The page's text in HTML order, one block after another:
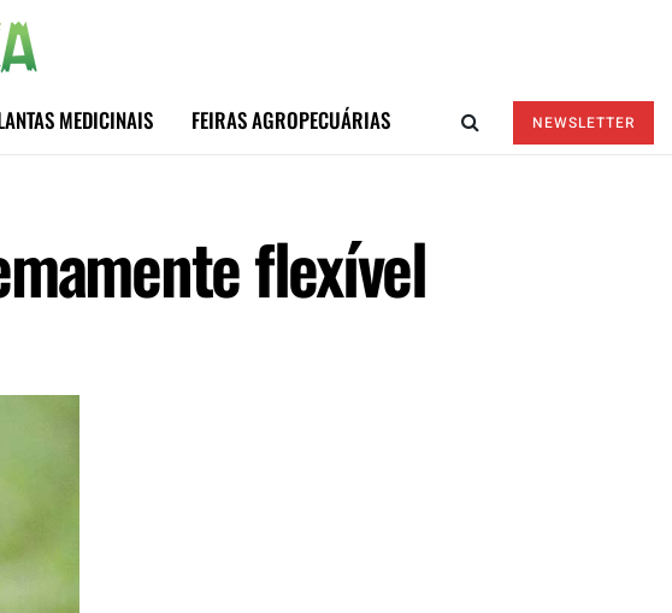
MEDICINAIS FEIRAS AGROPECUÁRIAS NEWSLETTER
flexível